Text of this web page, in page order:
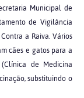
Municipal de
de Vigilância
a Raiva. Vários
cães e gatos para a
de Medicina
substituindo o